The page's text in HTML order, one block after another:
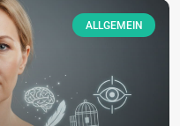
ALLGEMEIN